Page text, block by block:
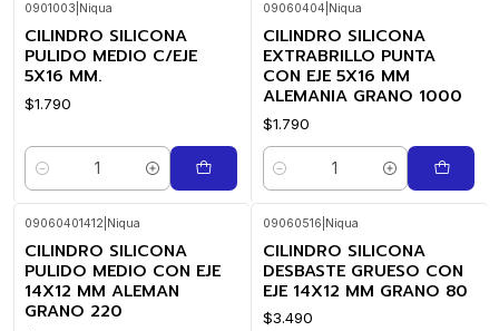
0901003 Niqua
CILINDRO SILICONA
PULIDO MEDIO C/EJE
5X16 MM.
$1.790
Cantidad
09060404 Niqua
CILINDRO SILICONA
EXTRABRILLO PUNTA
CON EJE 5X16 MM
ALEMANIA GRANO 1000
$1.790
Cantidad
09060401412 Niqua
CILINDRO SILICONA
PULIDO MEDIO CON EJE
14X12 MM ALEMAN
GRANO 220
09060516 Niqua
CILINDRO SILICONA
DESBASTE GRUESO CON
EJE 14X12 MM GRANO 80
$3.490